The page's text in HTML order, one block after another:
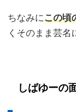
ちなみにこの頃
くそのまま芸名
しばゆーの